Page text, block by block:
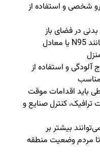
شخصی و استفاده از
در فضای باز
استفاده از ماسک‌ فیلتر دار (مانند N95 یا معادل
آلودگی و استفاده از
مناسب
باید اقدامات موقت
کنترل صنایع و
بیشتر بر
تا مردم وضعیت منطقه